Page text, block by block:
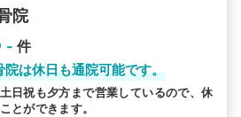
条件で絞り込む
の他の検索方法
院名から探す
院
- 件
は休日も通院可能です。
日祝も夕方まで営業しているので、休
とができます。